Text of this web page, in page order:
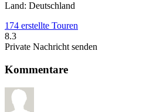
Land: Deutschland
174 erstellte Touren
8.3
Private Nachricht senden
Kommentare